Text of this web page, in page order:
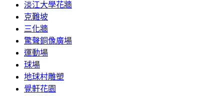
淡江大學花牆
克難坡
三化牆
驚聲銅像廣場
運動場
球場
地球村雕塑
覺軒花園